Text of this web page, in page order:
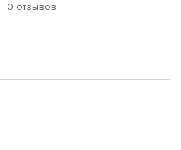
0 отзывов